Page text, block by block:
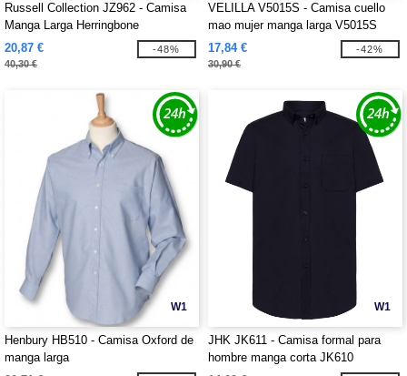
Russell Collection JZ962 - Camisa
Manga Larga Herringbone
20,87 €
40,30 €
-48%
VELILLA V5015S - Camisa cuello
mao mujer manga larga V5015S
17,84 €
30,90 €
-42%
W1
Henbury HB510 - Camisa Oxford de
manga larga
W1
JHK JK611 - Camisa formal para
hombre manga corta JK610